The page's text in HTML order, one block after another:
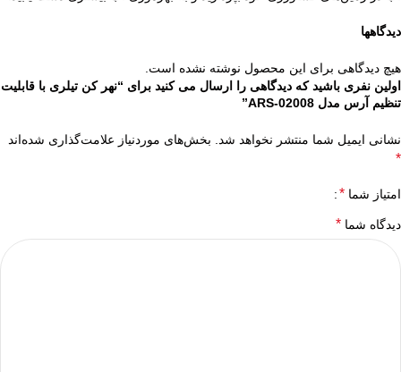
دیدگاهها
هیچ دیدگاهی برای این محصول نوشته نشده است.
اولین نفری باشید که دیدگاهی را ارسال می کنید برای “نهر کن تیلری با قابلیت
تنظیم آرس مدل ARS-02008”
نشانی ایمیل شما منتشر نخواهد شد. بخش‌های موردنیاز علامت‌گذاری شده‌اند
*
امتیاز شما *
دیدگاه شما *